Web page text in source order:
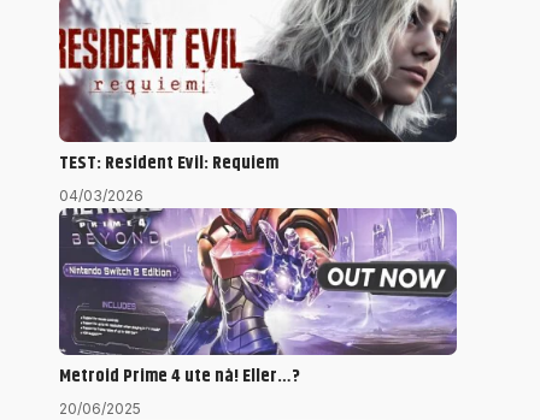
TEST: Resident Evil: Requiem
04/03/2026
Metroid Prime 4 ute nå! Eller…?
20/06/2025